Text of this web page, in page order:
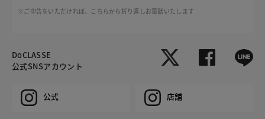
※ご申告をいただければ、こちらから折り返しお電話いたします
DoCLASSE
公式SNSアカウント
公式 店舗